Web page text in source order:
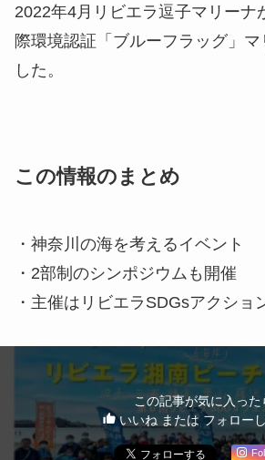
2022年4月リビエラ逗子マリーナ
際環境認証「ブルーフラッグ」マ
した。
この情報のまとめ
・神奈川の海を考えるイベント
・2部制のシンポジウムも開催
・主催はリビエラSDGsアクショ
この記事が気に入った
いいね または フォローし